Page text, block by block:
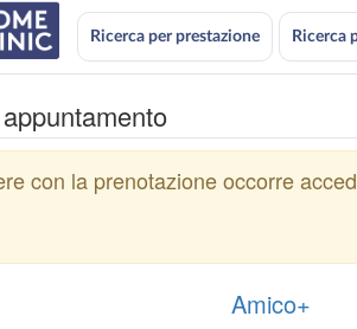
Ricerca per prestazione Ricerca
con la prenotazione occorre
Amico+